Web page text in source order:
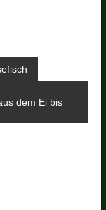
dem Ei bis